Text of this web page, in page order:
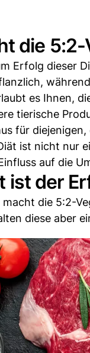
die
Erfolg dieser
es Ihnen,
tierische
für
ist nicht nur
auf die
ist der
macht die 5:2-
diese aber